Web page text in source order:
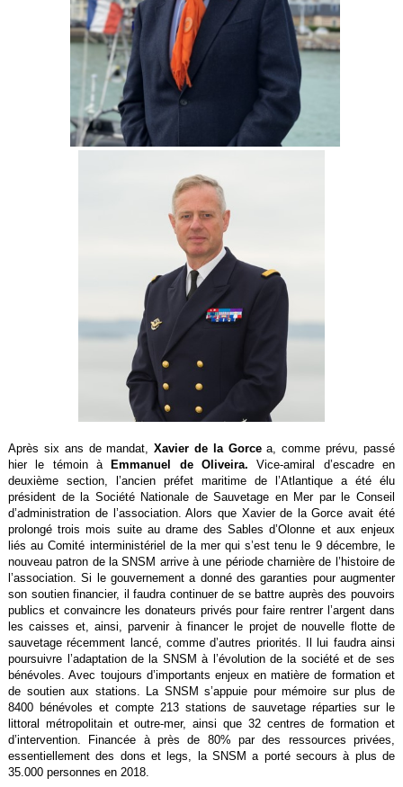
Après six ans de mandat,Xavier de la Gorcea, comme prévu, passé
hier le témoin à
Emmanuel de Oliveira. Vice-amiral d’escadre en
deuxième section, l’ancien préfet maritime de l’Atlantique a été élu
président de la Société Nationale de Sauvetage en Mer par le Conseil
d’administration de l’association. Alors que Xavier de la Gorce avait été
prolongé trois mois suite au drame des Sables d’Olonne et aux enjeux
liés au Comité interministériel de la mer qui s’est tenu le 9 décembre, le
nouveau patron de la SNSM arrive à une période charnière de l’histoire de
l’association. Si le gouvernement a donné des garanties pour augmenter
son soutien financier, il faudra continuer de se battre auprès des pouvoirs
publics et convaincre les donateurs privés pour faire rentrer l’argent dans
les caisses et, ainsi, parvenir à financer le projet de nouvelle flotte de
sauvetage récemment lancé, comme d’autres priorités. Il lui faudra ainsi
poursuivre l’adaptation de la SNSM à l’évolution de la société et de ses
bénévoles. Avec toujours d’importants enjeux en matière de formation et
de soutien aux stations. La SNSM s’appuie pour mémoire sur plus de
8400 bénévoles et compte 213 stations de sauvetage réparties sur le
littoral métropolitain et outre-mer, ainsi que 32 centres de formation et
d’intervention. Financée à près de 80% par des ressources privées,
essentiellement des dons et legs, la SNSM a porté secours à plus de
35.000 personnes en 2018.